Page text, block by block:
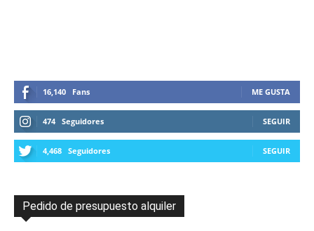
16,140 Fans ME GUSTA
474 Seguidores SEGUIR
4,468 Seguidores SEGUIR
Pedido de presupuesto alquiler